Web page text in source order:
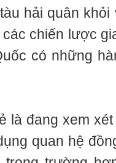
hải quân
chiến lược
có những
là đang xem
quan hệ